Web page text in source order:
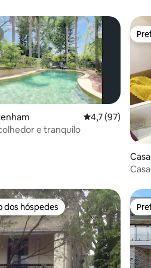
de 5, 7 avaliações
4,7 de uma
4,7 (97)
e tranquilo
preferidos dos hóspedes
dos hóspedes